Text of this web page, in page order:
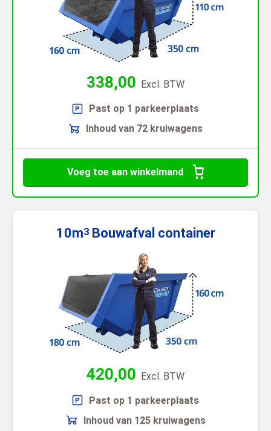
338,00 Excl. BTW
Past op 1 parkeerplaats
Inhoud van 72 kruiwagens
Voeg toe aan winkelmand
10m3 Bouwafval container
420,00 Excl. BTW
Past op 1 parkeerplaats
Inhoud van 125 kruiwagens